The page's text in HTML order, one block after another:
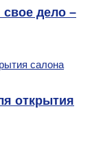
свое дело –
открытия